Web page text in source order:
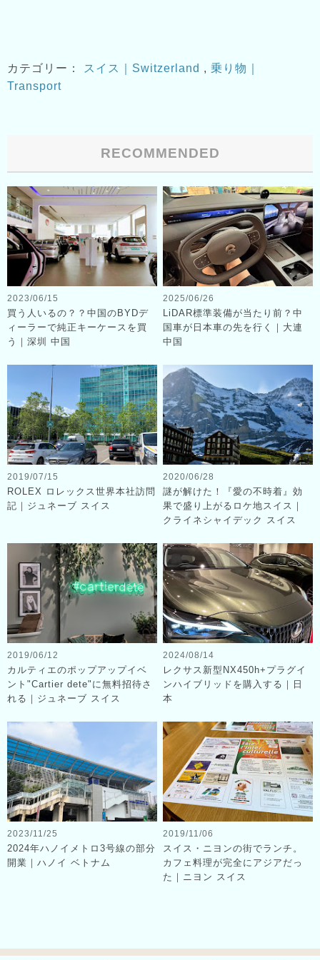
カテゴリー： スイス｜Switzerland , 乗り物｜
Transport
RECOMMENDED
2023/06/15
買う人いるの？？中国のBYDデ
ィーラーで純正キーケースを買
う｜深圳 中国
2025/06/26
LiDAR標準装備が当たり前？中
国車が日本車の先を行く｜大連
中国
2019/07/15
ROLEX ロレックス世界本社訪問
記｜ジュネーブ スイス
2020/06/28
謎が解けた！『愛の不時着』効
果で盛り上がるロケ地スイス｜
クライネシャイデック スイス
2019/06/12
カルティエのポップアップイベ
ント"Cartier dete"に無料招待さ
れる｜ジュネーブ スイス
2024/08/14
レクサス新型NX450h+プラグイ
ンハイブリッドを購入する｜日
本
2023/11/25
2024年ハノイメトロ3号線の部分
開業｜ハノイ ベトナム
2019/11/06
スイス・ニヨンの街でランチ。
カフェ料理が完全にアジアだっ
た｜ニヨン スイス